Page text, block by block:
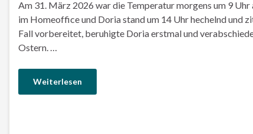
Am 31. März 2026 war die Temperatur morgens um 9
im Homeoffice und Doria stand um 14 Uhr hechelnd und
Fall vorbereitet, beruhigte Doria erstmal und
Ostern. …
Weiterlesen